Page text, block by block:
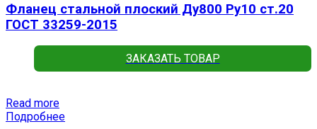
Фланец стальной плоский Ду800 Ру10 ст.20
ГОСТ 33259-2015
ЗАКАЗАТЬ ТОВАР
Read more
Подробнее